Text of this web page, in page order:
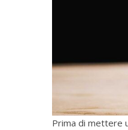
Prima di mettere